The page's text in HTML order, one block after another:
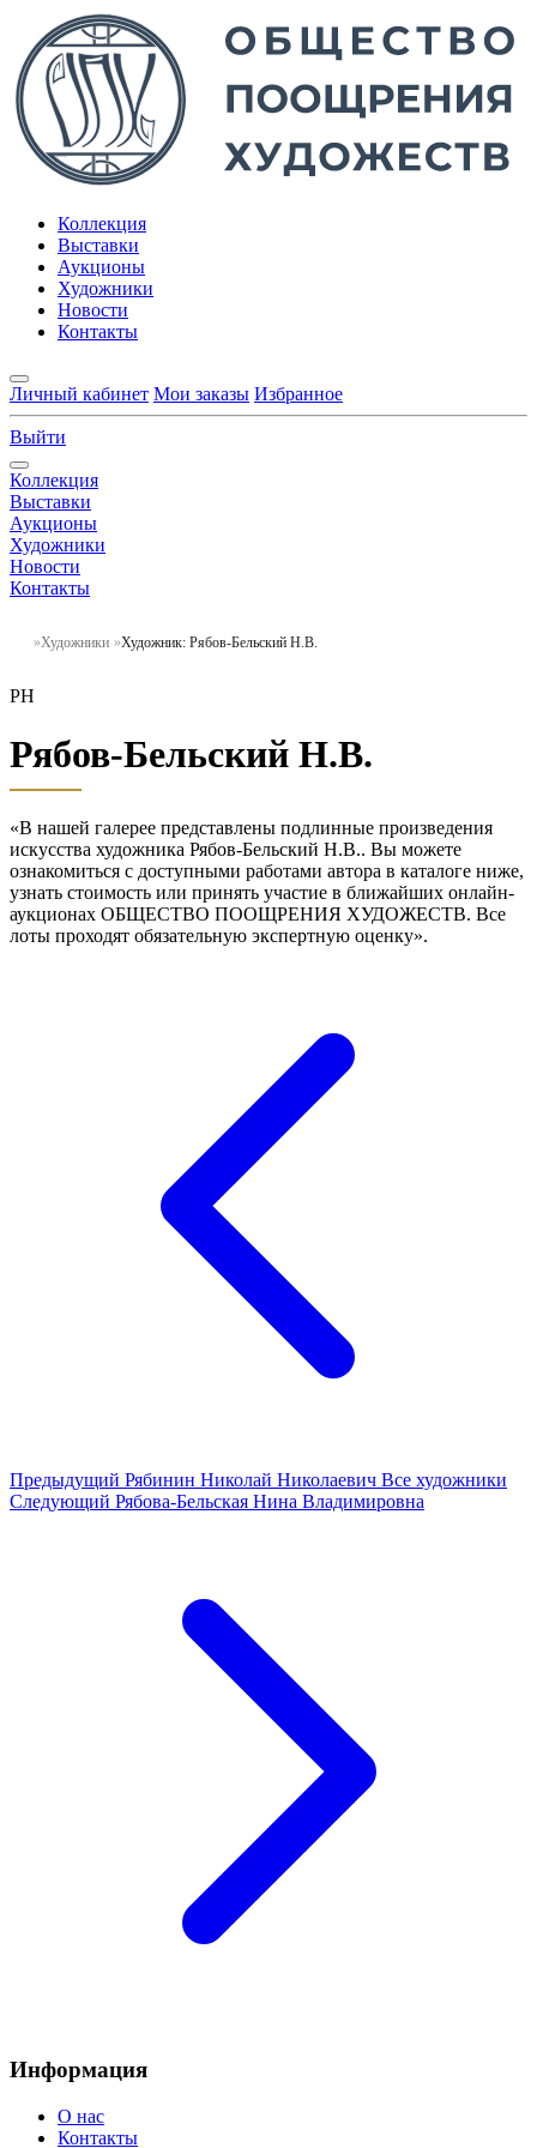
Коллекция
Выставки
Аукционы
Художники
Новости
Контакты
Личный кабинет Мои заказы Избранное
Выйти
Коллекция
Выставки
Аукционы
Художники
Новости
Контакты
Художники Художник: Рябов-Бельский Н.В.
РН
Рябов-Бельский Н.В.
«В нашей галерее представлены подлинные произведения
искусства художника Рябов-Бельский Н.В.. Вы можете
ознакомиться с доступными работами автора в каталоге ниже,
узнать стоимость или принять участие в ближайших онлайн-
аукционах ОБЩЕСТВО ПООЩРЕНИЯ ХУДОЖЕСТВ. Все
лоты проходят обязательную экспертную оценку».
Предыдущий Рябинин Николай Николаевич Все художники
Следующий Рябова-Бельская Нина Владимировна
Информация
О нас
Контакты